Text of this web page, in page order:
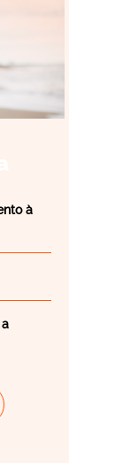
à